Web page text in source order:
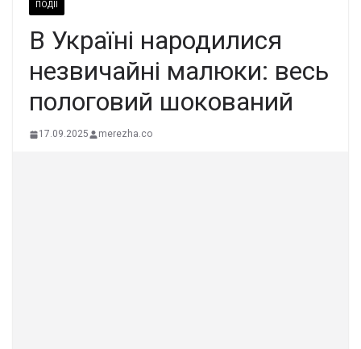
ПОДІЇ
В Україні народилися
незвичайні малюки: весь
пологовий шокований
17.09.2025 merezha.co